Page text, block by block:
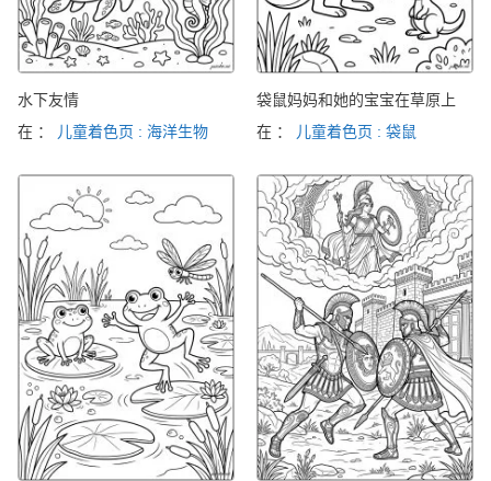
水下友情
在 ：
儿童着色页 : 海洋生物
袋鼠妈妈和她的宝宝在草原上
在 ：
儿童着色页 : 袋鼠